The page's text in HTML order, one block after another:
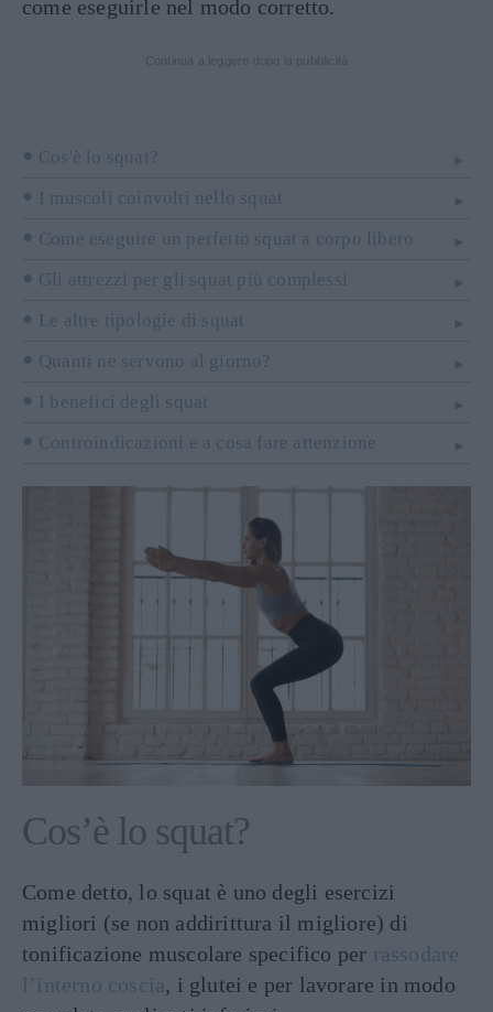
come eseguirle nel modo corretto.
Cos'è lo squat?
I muscoli coinvolti nello squat
Come eseguire un perfetto squat a corpo libero
Gli attrezzi per gli squat più complessi
Le altre tipologie di squat
Quanti ne servono al giorno?
I benefici degli squat
Controindicazioni e a cosa fare attenzione
Cos’è lo squat?
Come detto, lo squat è uno degli esercizi
migliori (se non addirittura il migliore) di
tonificazione muscolare specifico per rassodare
l’interno coscia, i glutei e per lavorare in modo